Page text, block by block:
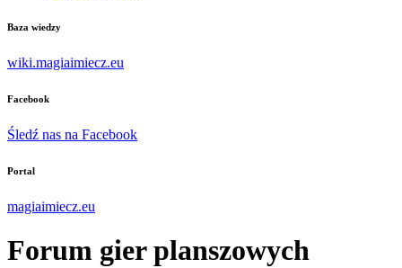
Baza wiedzy
wiki.magiaimiecz.eu
Facebook
Śledź nas na Facebook
Portal
magiaimiecz.eu
Forum gier planszowych